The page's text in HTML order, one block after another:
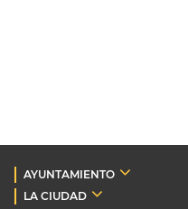
AYUNTAMIENTO
LA CIUDAD